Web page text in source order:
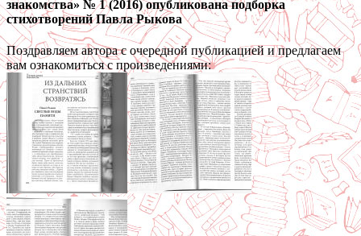
знакомства» № 1 (2016) опубликована подборка
стихотворений Павла Рыкова
Поздравляем автора с очередной публикацией и предлагаем
вам ознакомиться с произведениями: